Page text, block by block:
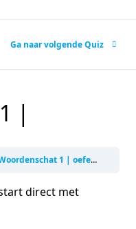
Ga naar volgende Quiz
|
1 | oefenvariant
direct met